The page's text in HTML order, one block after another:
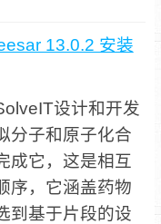
13.0.2 安装
设计和开发
分子和原子化合
成它，这是相互
序，它涵盖药物
到基于片段的设